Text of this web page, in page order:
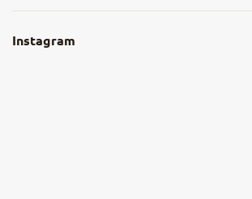
Obchodní podmínky
Nejčastější dotazy
Instagram